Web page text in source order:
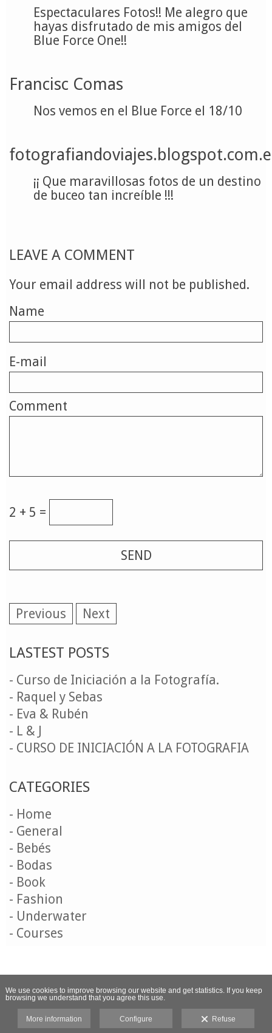
Espectaculares Fotos!! Me alegro que
hayas disfrutado de mis amigos del
Blue Force One!!
Francisc Comas
Nos vemos en el Blue Force el 18/10
¡¡ Que maravillosas fotos de un destino
de buceo tan increíble !!!
LEAVE A COMMENT
Your email address will not be published.
Name
E-mail
Comment
2 + 5 =
Previous Next
LASTEST POSTS
- Curso de Iniciación a la Fotografía.
- Raquel y Sebas
- Eva & Rubén
- L & J
- CURSO DE INICIACIÓN A LA FOTOGRAFIA
CATEGORIES
- Home
- General
- Bebés
- Bodas
- Book
- Fashion
- Underwater
- Courses
We use cookies to improve browsing our website and get statistics. If you keep
browsing we understand that you agree this use.
More information Configure Refuse